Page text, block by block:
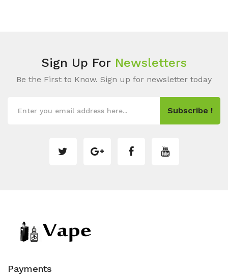
Sign Up For Newsletters
Be the First to Know. Sign up for newsletter today
Subscribe !
Payments